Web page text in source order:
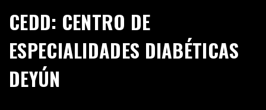
CEDD: CENTRO DE
ESPECIALIDADES DIABÉTICAS
DEYÚN